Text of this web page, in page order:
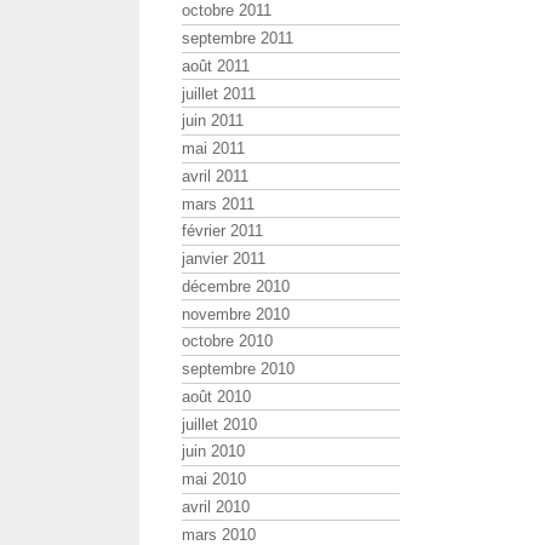
octobre 2011
septembre 2011
août 2011
juillet 2011
juin 2011
mai 2011
avril 2011
mars 2011
février 2011
janvier 2011
décembre 2010
novembre 2010
octobre 2010
septembre 2010
août 2010
juillet 2010
juin 2010
mai 2010
avril 2010
mars 2010